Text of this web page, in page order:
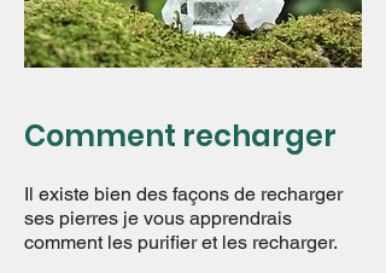
Comment recharger
Il existe bien des façons de recharger
ses pierres je vous apprendrais
comment les purifier et les recharger.